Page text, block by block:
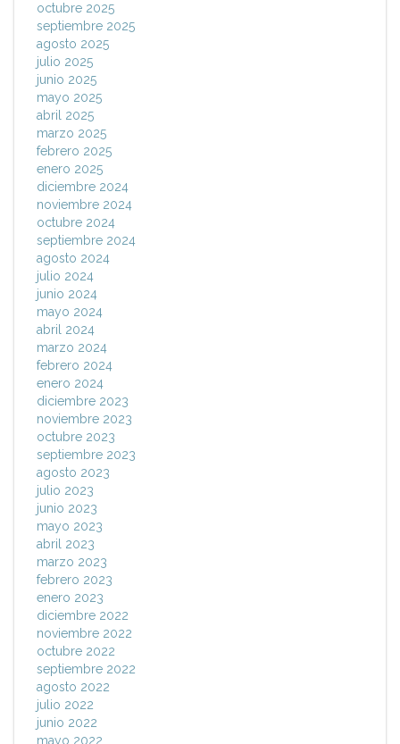
octubre 2025
septiembre 2025
agosto 2025
julio 2025
junio 2025
mayo 2025
abril 2025
marzo 2025
febrero 2025
enero 2025
diciembre 2024
noviembre 2024
octubre 2024
septiembre 2024
agosto 2024
julio 2024
junio 2024
mayo 2024
abril 2024
marzo 2024
febrero 2024
enero 2024
diciembre 2023
noviembre 2023
octubre 2023
septiembre 2023
agosto 2023
julio 2023
junio 2023
mayo 2023
abril 2023
marzo 2023
febrero 2023
enero 2023
diciembre 2022
noviembre 2022
octubre 2022
septiembre 2022
agosto 2022
julio 2022
junio 2022
mayo 2022